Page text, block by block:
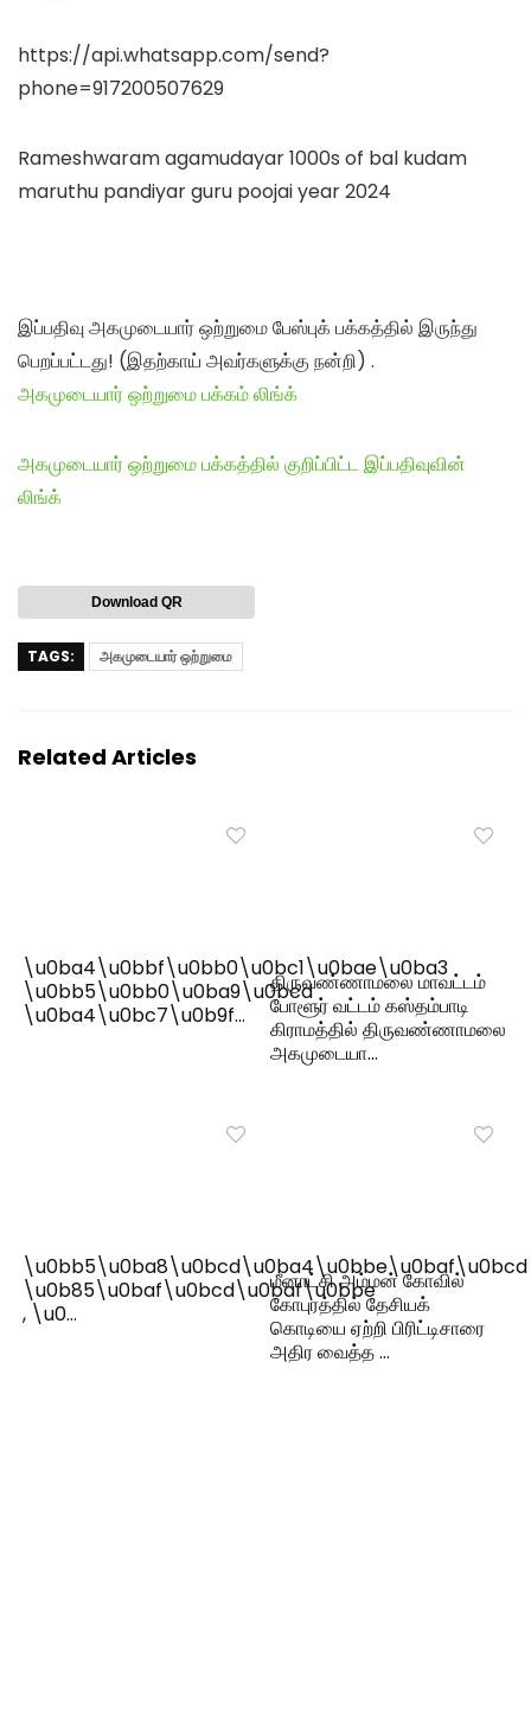
https://api.whatsapp.com/send?
phone=917200507629
Rameshwaram agamudayar 1000s of bal kudam
maruthu pandiyar guru poojai year 2024
இப்பதிவு அகமுடையார் ஒற்றுமை பேஸ்புக் பக்கத்தில் இருந்து
பெறப்பட்டது! (இதற்காய் அவர்களுக்கு நன்றி) .
அகமுடையார் ஒற்றுமை பக்கம் லிங்க்
அகமுடையார் ஒற்றுமை பக்கத்தில் குறிப்பிட்ட இப்பதிவுவின்
லிங்க்
Download QR
TAGS: அகமுடையார் ஒற்றுமை
Related Articles
\u0ba4\u0bbf\u0bb0\u0bc1\u0bae\u0ba3
\u0bb5\u0bb0\u0ba9\u0bcd
\u0ba4\u0bc7\u0b9f…
திருவண்ணாமலை மாவட்டம்
போளூர் வட்டம் கஸ்தம்பாடி
கிராமத்தில் திருவண்ணாமலை
அகமுடையா…
\u0bb5\u0ba8\u0bcd\u0ba4\u0bbe\u0baf\u0bcd
\u0b85\u0baf\u0bcd\u0baf\u0bbe
, \u0…
மீனாட்சி அம்மன் கோவில்
கோபுரத்தில் தேசியக்
கொடியை ஏற்றி பிரிட்டிசாரை
அதிர வைத்த …